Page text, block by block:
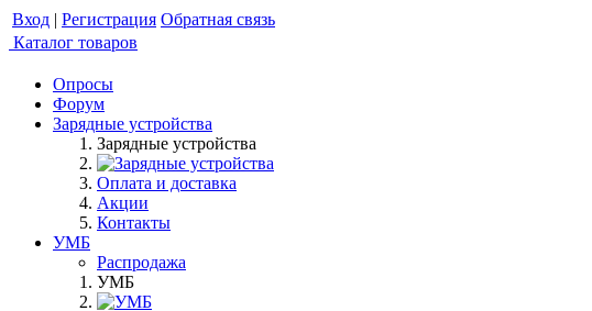
Вход | Регистрация Обратная связь
Каталог товаров
Опросы
Форум
Зарядные устройства
Зарядные устройства
Оплата и доставка
Акции
Контакты
УМБ
Распродажа
УМБ